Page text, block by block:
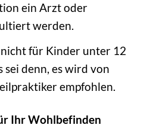
ein Arzt oder
werden.
für Kinder unter 12
sei denn, es wird von
empfohlen.
Ihr Wohlbefinden